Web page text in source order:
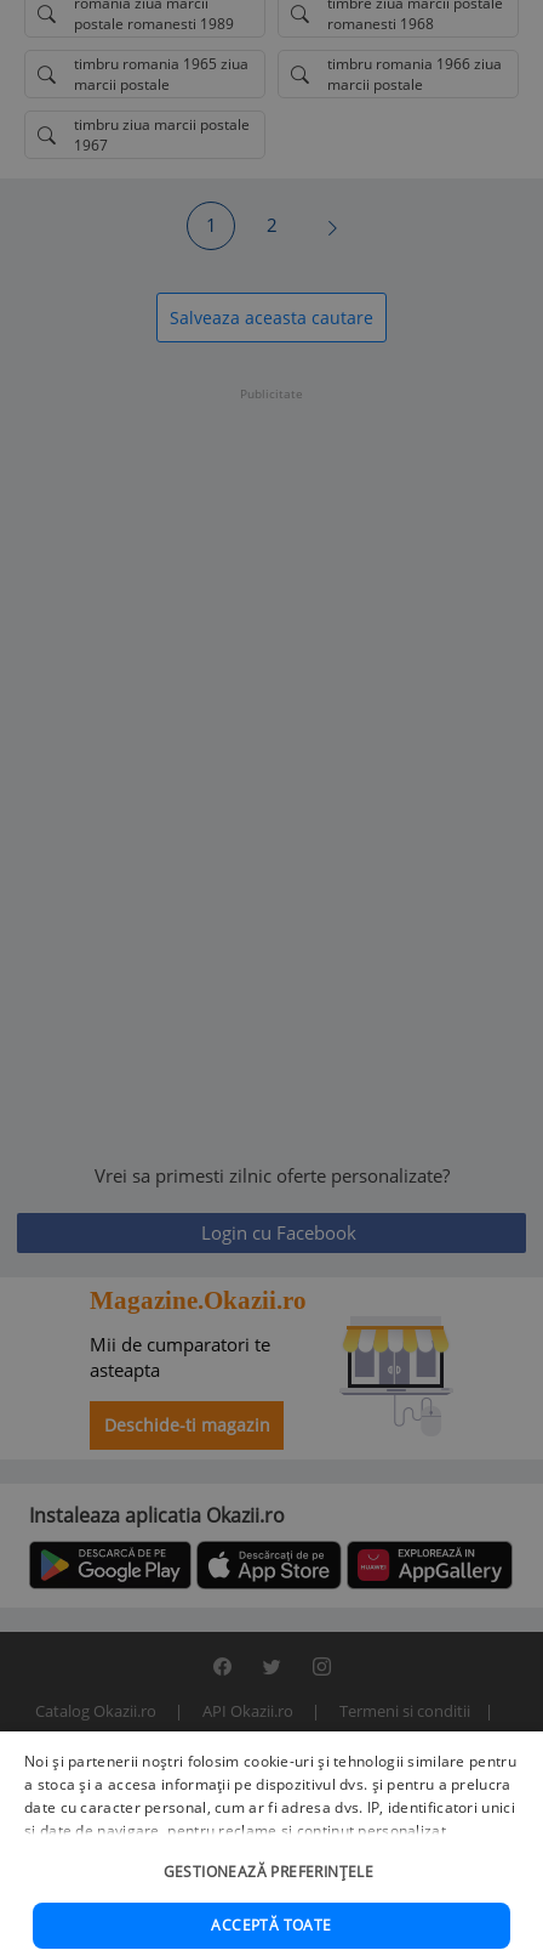
postale romanesti 1989
romanesti 1968
timbru romania 1965 ziua
marcii postale
timbru romania 1966 ziua
marcii postale
timbru ziua marcii postale
1967
1 2
Salveaza aceasta cautare
Publicitate
Vrei sa primesti zilnic oferte personalizate?
Login cu Facebook
Magazine.Okazii.ro
Mii de cumparatori te
asteapta
Deschide-ti magazin
Instaleaza aplicatia Okazii.ro
Catalog Okazii.ro API Okazii.ro
Termeni si conditii
© 2000 - 2026 S.C. BITFACTOR S.R.L.
Noi și partenerii noștri folosim cookie-uri și tehnologii similare pentru
a stoca și a accesa informații pe dispozitivul dvs. și pentru a prelucra
date cu caracter personal, cum ar fi adresa dvs. IP, identificatori unici
și date de navigare, pentru reclame și conținut personalizat,
îmbunătățirea serviciilor.Furnizori terți (225)pot, de asemenea,
prelucra datele dvs. în aceste și alte scopuri, inclusiv folosind date
precise de geolocalizare și caracteristici ale dispozitivului. Opțiunile
dvs. se aplică doar acestui site web. Unii furnizori se pot baza pe
GESTIONEAZĂ PREFERINȚELE
ACCEPTĂ TOATE